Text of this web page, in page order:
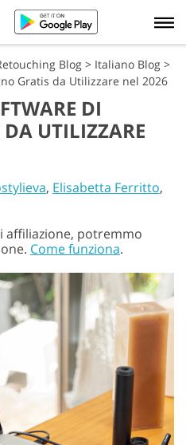
Blog > Italiano Blog >
Gratis da Utilizzare nel 2026
DI
DA UTILIZZARE
, Elisabetta Ferritto,
affiliazione, potremmo
Come funziona.